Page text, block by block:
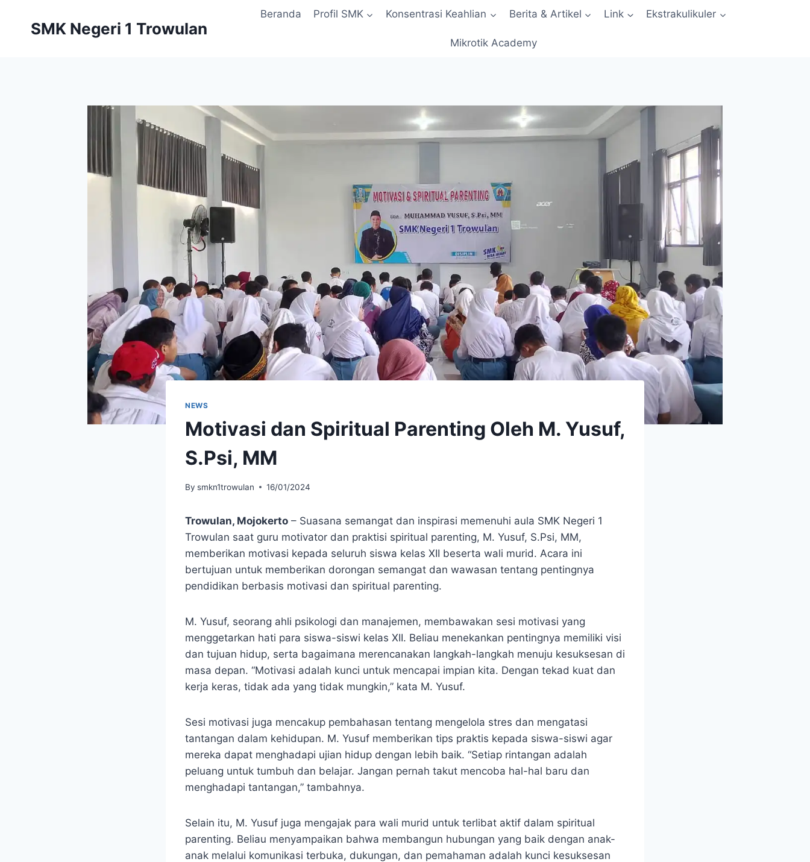
SMK Negeri 1 Trowulan
Beranda Profil SMK Konsentrasi Keahlian Berita & Artikel Link Ekstrakulikuler
Mikrotik Academy
NEWS
Motivasi dan Spiritual Parenting Oleh M. Yusuf,
S.Psi, MM
By smkn1trowulan 16/01/2024
Trowulan, Mojokerto – Suasana semangat dan inspirasi memenuhi aula SMK Negeri 1
Trowulan saat guru motivator dan praktisi spiritual parenting, M. Yusuf, S.Psi, MM,
memberikan motivasi kepada seluruh siswa kelas XII beserta wali murid. Acara ini
bertujuan untuk memberikan dorongan semangat dan wawasan tentang pentingnya
pendidikan berbasis motivasi dan spiritual parenting.
M. Yusuf, seorang ahli psikologi dan manajemen, membawakan sesi motivasi yang
menggetarkan hati para siswa-siswi kelas XII. Beliau menekankan pentingnya memiliki visi
dan tujuan hidup, serta bagaimana merencanakan langkah-langkah menuju kesuksesan di
masa depan. “Motivasi adalah kunci untuk mencapai impian kita. Dengan tekad kuat dan
kerja keras, tidak ada yang tidak mungkin,” kata M. Yusuf.
Sesi motivasi juga mencakup pembahasan tentang mengelola stres dan mengatasi
tantangan dalam kehidupan. M. Yusuf memberikan tips praktis kepada siswa-siswi agar
mereka dapat menghadapi ujian hidup dengan lebih baik. “Setiap rintangan adalah
peluang untuk tumbuh dan belajar. Jangan pernah takut mencoba hal-hal baru dan
menghadapi tantangan,” tambahnya.
Selain itu, M. Yusuf juga mengajak para wali murid untuk terlibat aktif dalam spiritual
parenting. Beliau menyampaikan bahwa membangun hubungan yang baik dengan anak-
anak melalui komunikasi terbuka, dukungan, dan pemahaman adalah kunci kesuksesan